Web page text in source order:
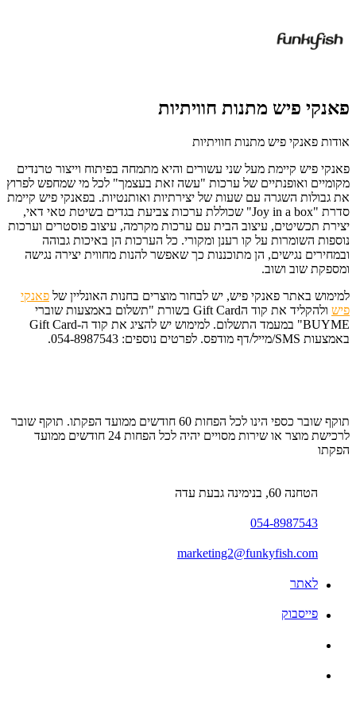
פאנקי פיש מתנות חוויתיות
אודות פאנקי פיש מתנות חוויתיות
פאנקי פיש קיימת מעל שני עשורים והיא מתמחה בפיתוח וייצור טרנדים
מקומיים ואופנתיים של ערכות "עשה זאת בעצמך" לכל מי שמחפש לפרוץ
את גבולות השגרה עם שעות של יצירתיות ואותנטיות. בפאנקי פיש קיימת
סדרת "Joy in a box" שכוללת ערכות צביעת בגדים בשיטת טאי דאי,
יצירת תכשיטים, עיצוב הבית עם ערכות מקרמה, עיצוב פוסטרים וערכות
נוספות השומרות על קו רענן ומקורי. כל הערכות הן באיכות גבוהה
ובמחירים נגישים, הן מתוכננות כך שאפשר להנות מחווית יצירה נגישה
ומספקת שוב ושוב.
למימוש באתר פאנקי פיש, יש לבחור מוצרים בחנות האונליין של פאנקי
פיש ו
להקליד את קוד הGift Card בשורת "תשלום באמצעות שוברי
BUYME" במעמד התשלום. למימוש יש להציג את קוד ה-Gift Card
באמצעות SMS/מייל/דף מודפס. לפרטים נוספים: 054-8987543.
תוקף שובר כספי הינו לכל הפחות 60 חודשים ממועד הפקתו. תוקף שובר
לרכישת מוצר או שירות מסויים יהיה לכל הפחות 24 חודשים ממועד
הפקתו
הטחנה 60, בנימינה גבעת עדה
054-8987543
marketing2@funkyfish.com
לאתר
פייסבוק